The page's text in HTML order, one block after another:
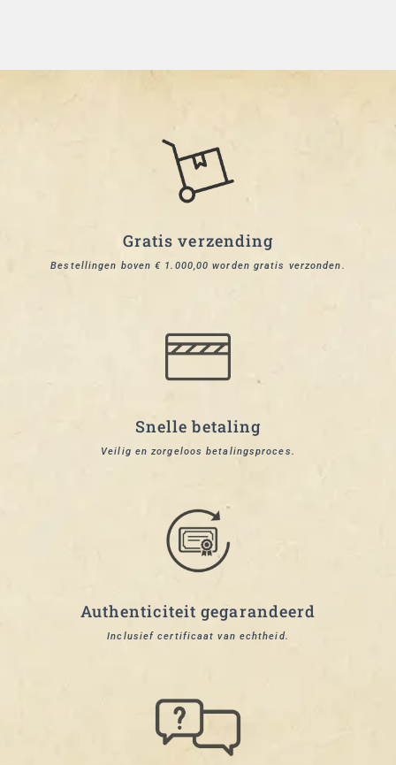
Gratis verzending
Bestellingen boven € 1.000,00 worden gratis verzonden.
Snelle betaling
Veilig en zorgeloos betalingsproces.
Authenticiteit gegarandeerd
Inclusief certificaat van echtheid.